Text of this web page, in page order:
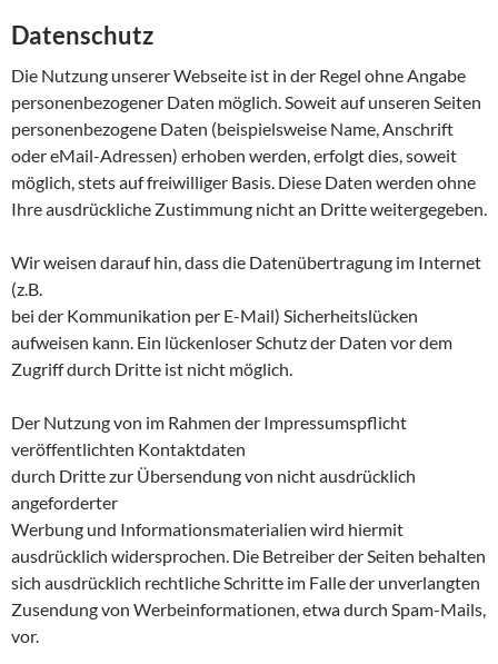
Datenschutz
Die Nutzung unserer Webseite ist in der Regel ohne Angabe
personenbezogener Daten möglich. Soweit auf unseren Seiten
personenbezogene Daten (beispielsweise Name, Anschrift
oder eMail-Adressen) erhoben werden, erfolgt dies, soweit
möglich, stets auf freiwilliger Basis. Diese Daten werden ohne
Ihre ausdrückliche Zustimmung nicht an Dritte weitergegeben.
Wir weisen darauf hin, dass die Datenübertragung im Internet
(z.B.
bei der Kommunikation per E-Mail) Sicherheitslücken
aufweisen kann. Ein lückenloser Schutz der Daten vor dem
Zugriff durch Dritte ist nicht möglich.
Der Nutzung von im Rahmen der Impressumspflicht
veröffentlichten Kontaktdaten
durch Dritte zur Übersendung von nicht ausdrücklich
angeforderter
Werbung und Informationsmaterialien wird hiermit
ausdrücklich widersprochen. Die Betreiber der Seiten behalten
sich ausdrücklich rechtliche Schritte im Falle der unverlangten
Zusendung von Werbeinformationen, etwa durch Spam-Mails,
vor.